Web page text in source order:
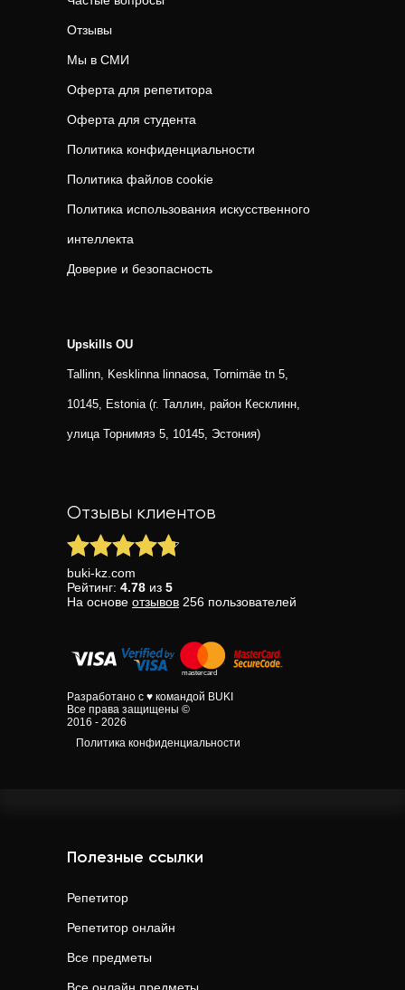
Отзывы
Мы в СМИ
Оферта для репетитора
Оферта для студента
Политика конфиденциальности
Политика файлов cookie
Политика использования искусственного
интеллекта
Доверие и безопасность
Upskills OU
Tallinn, Kesklinna linnaosa, Tornimäe tn 5,
10145, Estonia (г. Таллин, район Кесклинн,
улица Торнимяэ 5, 10145, Эстония)
Отзывы клиентов
buki-kz.com
Рейтинг: 4.78 из 5
На основе отзывов 256 пользователей
Разработано с ♥ командой BUKI
Все права защищены ©
2016 - 2026
Политика конфиденциальности
Полезные ссылки
Репетитор
Репетитор онлайн
Все предметы